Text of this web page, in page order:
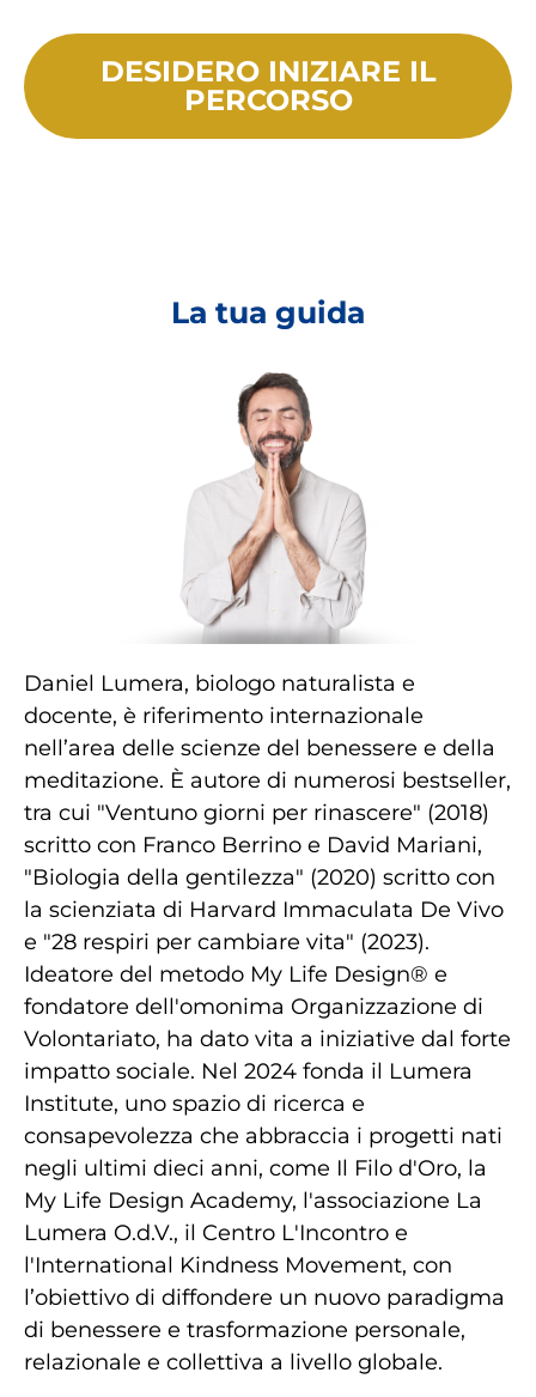
DESIDERO INIZIARE IL
PERCORSO
La tua guida
Daniel Lumera, biologo naturalista e
docente, è riferimento internazionale
nell’area delle scienze del benessere e della
meditazione. È autore di numerosi bestseller,
tra cui "Ventuno giorni per rinascere" (2018)
scritto con Franco Berrino e David Mariani,
"Biologia della gentilezza" (2020) scritto con
la scienziata di Harvard Immaculata De Vivo
e "28 respiri per cambiare vita" (2023).
Ideatore del metodo My Life Design® e
fondatore dell'omonima Organizzazione di
Volontariato, ha dato vita a iniziative dal forte
impatto sociale. Nel 2024 fonda il Lumera
Institute, uno spazio di ricerca e
consapevolezza che abbraccia i progetti nati
negli ultimi dieci anni, come Il Filo d'Oro, la
My Life Design Academy, l'associazione La
Lumera O.d.V., il Centro L'Incontro e
l'International Kindness Movement, con
l’obiettivo di diffondere un nuovo paradigma
di benessere e trasformazione personale,
relazionale e collettiva a livello globale.